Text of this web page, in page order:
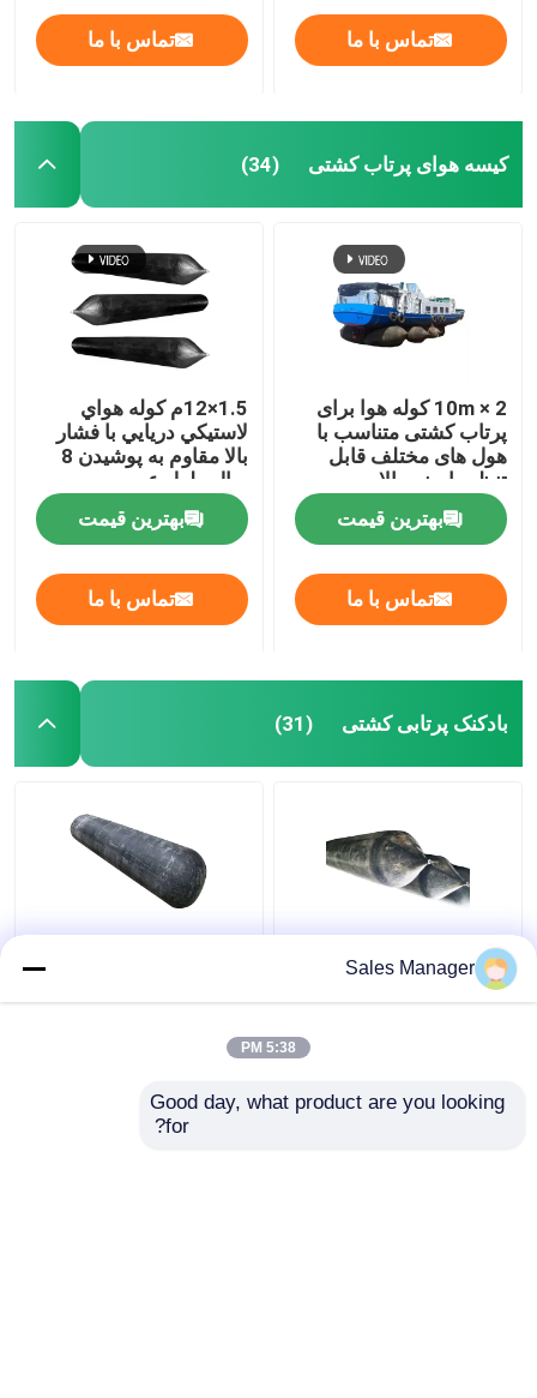
تماس با ما تماس با ما
کیسه هوای پرتاب کشتی (34)
2 × 10m کوله هوا برای
پرتاب کشتی متناسب با
هول های مختلف قابل
تنظیم ایمنی بالا
بهترین قیمت
تماس با ما
1.5×12م کوله هواي
لاستيکي دريايي با فشار
بالا مقاوم به پوشيدن 8
سال طول عمر
بهترین قیمت
تماس با ما
بادکنک پرتابی کشتی (31)
بادکنک پرتابی با فشار بالا
مقاوم در برابر سایش
پرتابي سياه 2 متري
Sales Manager
5:38 PM
Good day, what product are you looking
for?